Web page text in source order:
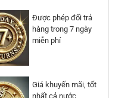
Được phép đổi trả
hàng trong 7 ngày
miễn phí
Giá khuyến mãi, tốt
nhất cả nước